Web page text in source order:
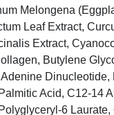
Melongena
Leaf Extract,
Extract,
Butylene
Acid, C12-14
6